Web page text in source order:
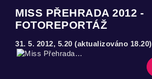
MISS PŘEHRADA 2012 -
FOTOREPORTÁŽ
31. 5. 2012, 5.20 (aktualizováno 18.20)